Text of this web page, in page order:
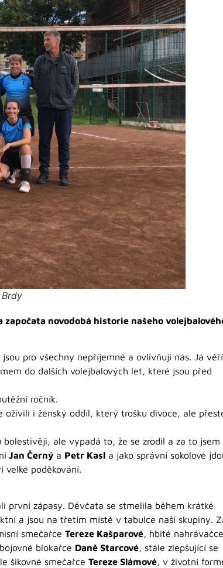
novodobá historie našeho
pro všechny nepříjemné a ovlivňují nás. Já
do dalších volejbalových let, které jsou před
ročník.
oživili i ženský oddíl, který trošku divoce, ale
bolestivěji, ale vypadá to, že se zrodil a za to jsem
Jan Černý a Petr Kasl a jako správní sokolové
velké poděkování.
první zápasy. Děvčata se stmelila během krátké
a jsou na třetím místě v tabulce naší skupiny.
smečařce Tereze Kašparové, hbité nahrávačce
blokařce Daně Starcové, stále zlepšující se
šikovné smečařce Tereze Slámové, v životní